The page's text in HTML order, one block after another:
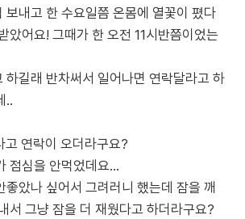
보내고 한 수요일쯤 온몸에 열꽃이 폈다
았어요! 그때가 한 오전 11시반쯤이었는
하길래 반차써서 일어나면 연락달라고 하
..
연락이 오더라구요?
점심을 안먹었데요...
좋았나 싶어서 그려러니 했는데 잠을 깨
서 그냥 잠을 더 재웠다고 하더라구요?